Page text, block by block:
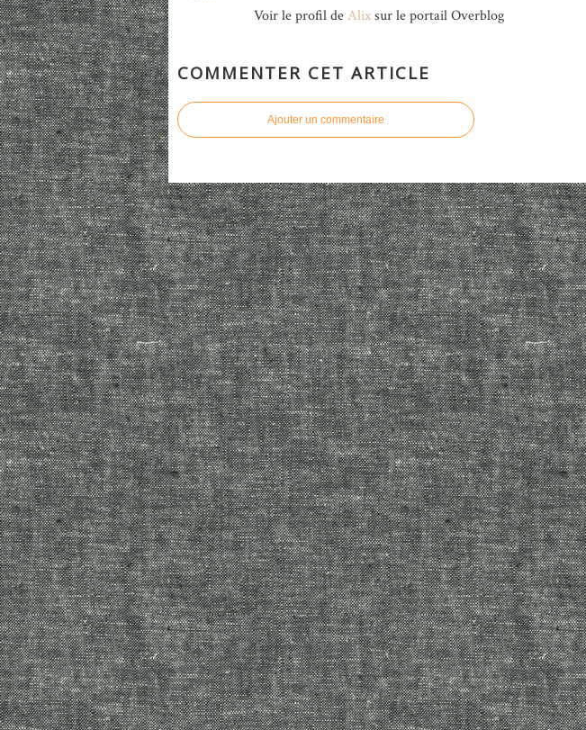
Voir le profil deAlixsur le portail Overblog
COMMENTER CET ARTICLE
Ajouter un commentaire